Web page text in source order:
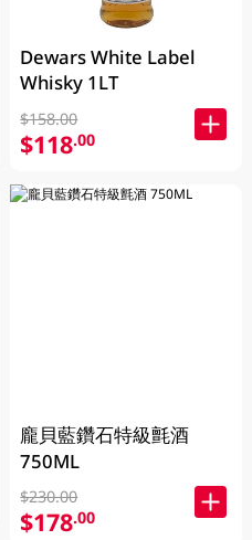
Dewars White Label
Whisky 1LT
$158.00
$118.00
龐貝藍鑽石特級氈酒
750ML
$230.00
$178.00